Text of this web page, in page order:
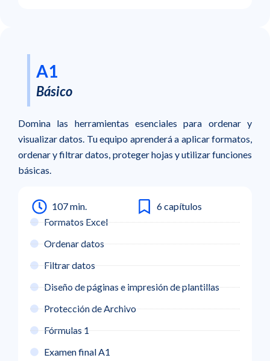
A1
Básico
Domina las herramientas esenciales para ordenar y
visualizar datos. Tu equipo aprenderá a aplicar formatos,
ordenar y filtrar datos, proteger hojas y utilizar funciones
básicas.
107 min.
6 capítulos
Formatos Excel
Ordenar datos
Filtrar datos
Diseño de páginas e impresión de plantillas
Protección de Archivo
Fórmulas 1
Examen final A1